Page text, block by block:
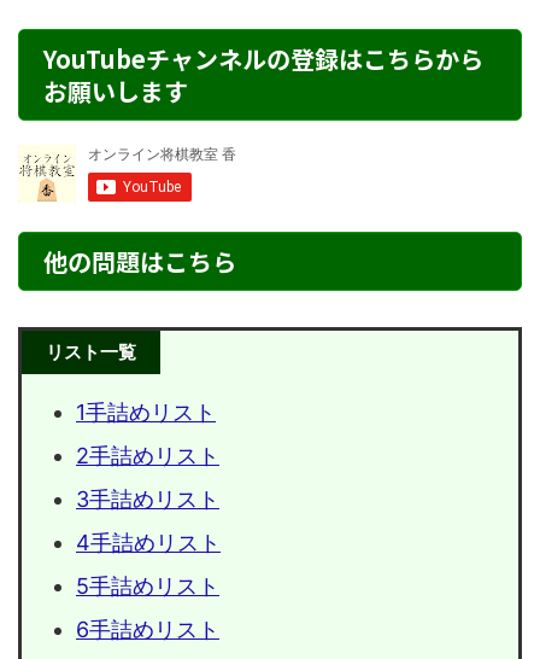
YouTubeチャンネルの登録はこちらから
お願いします
他の問題はこちら
リスト一覧
1手詰めリスト
2手詰めリスト
3手詰めリスト
4手詰めリスト
5手詰めリスト
6手詰めリスト